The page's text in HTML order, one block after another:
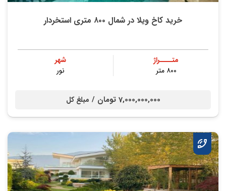
خرید کاخ ویلا در شمال ۸۰۰ متری استخردار
متــــراژ
۸۰۰ متر
شهر
نور
7,000,000,000 تومان / مبلغ کل